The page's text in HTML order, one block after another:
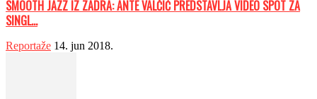
SMOOTH JAZZ IZ ZADRA: ANTE VALČIĆ PREDSTAVLJA VIDEO SPOT ZA
SINGL...
Reportaže 14. jun 2018.